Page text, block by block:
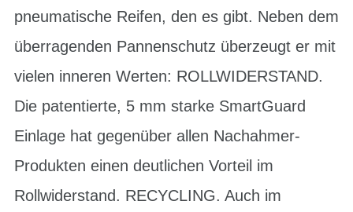
pneumatische Reifen, den es gibt. Neben dem
überragenden Pannenschutz überzeugt er mit
vielen inneren Werten: ROLLWIDERSTAND.
Die patentierte, 5 mm starke SmartGuard
Einlage hat gegenüber allen Nachahmer-
Produkten einen deutlichen Vorteil im
Rollwiderstand. RECYCLING. Auch im